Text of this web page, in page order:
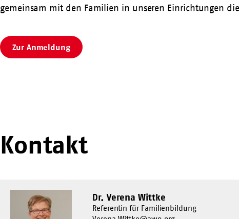
gemeinsam mit den Familien in unseren Einrichtungen
Zur Anmeldung
Kontakt
Dr. Verena Wittke
Referentin für Familienbildung